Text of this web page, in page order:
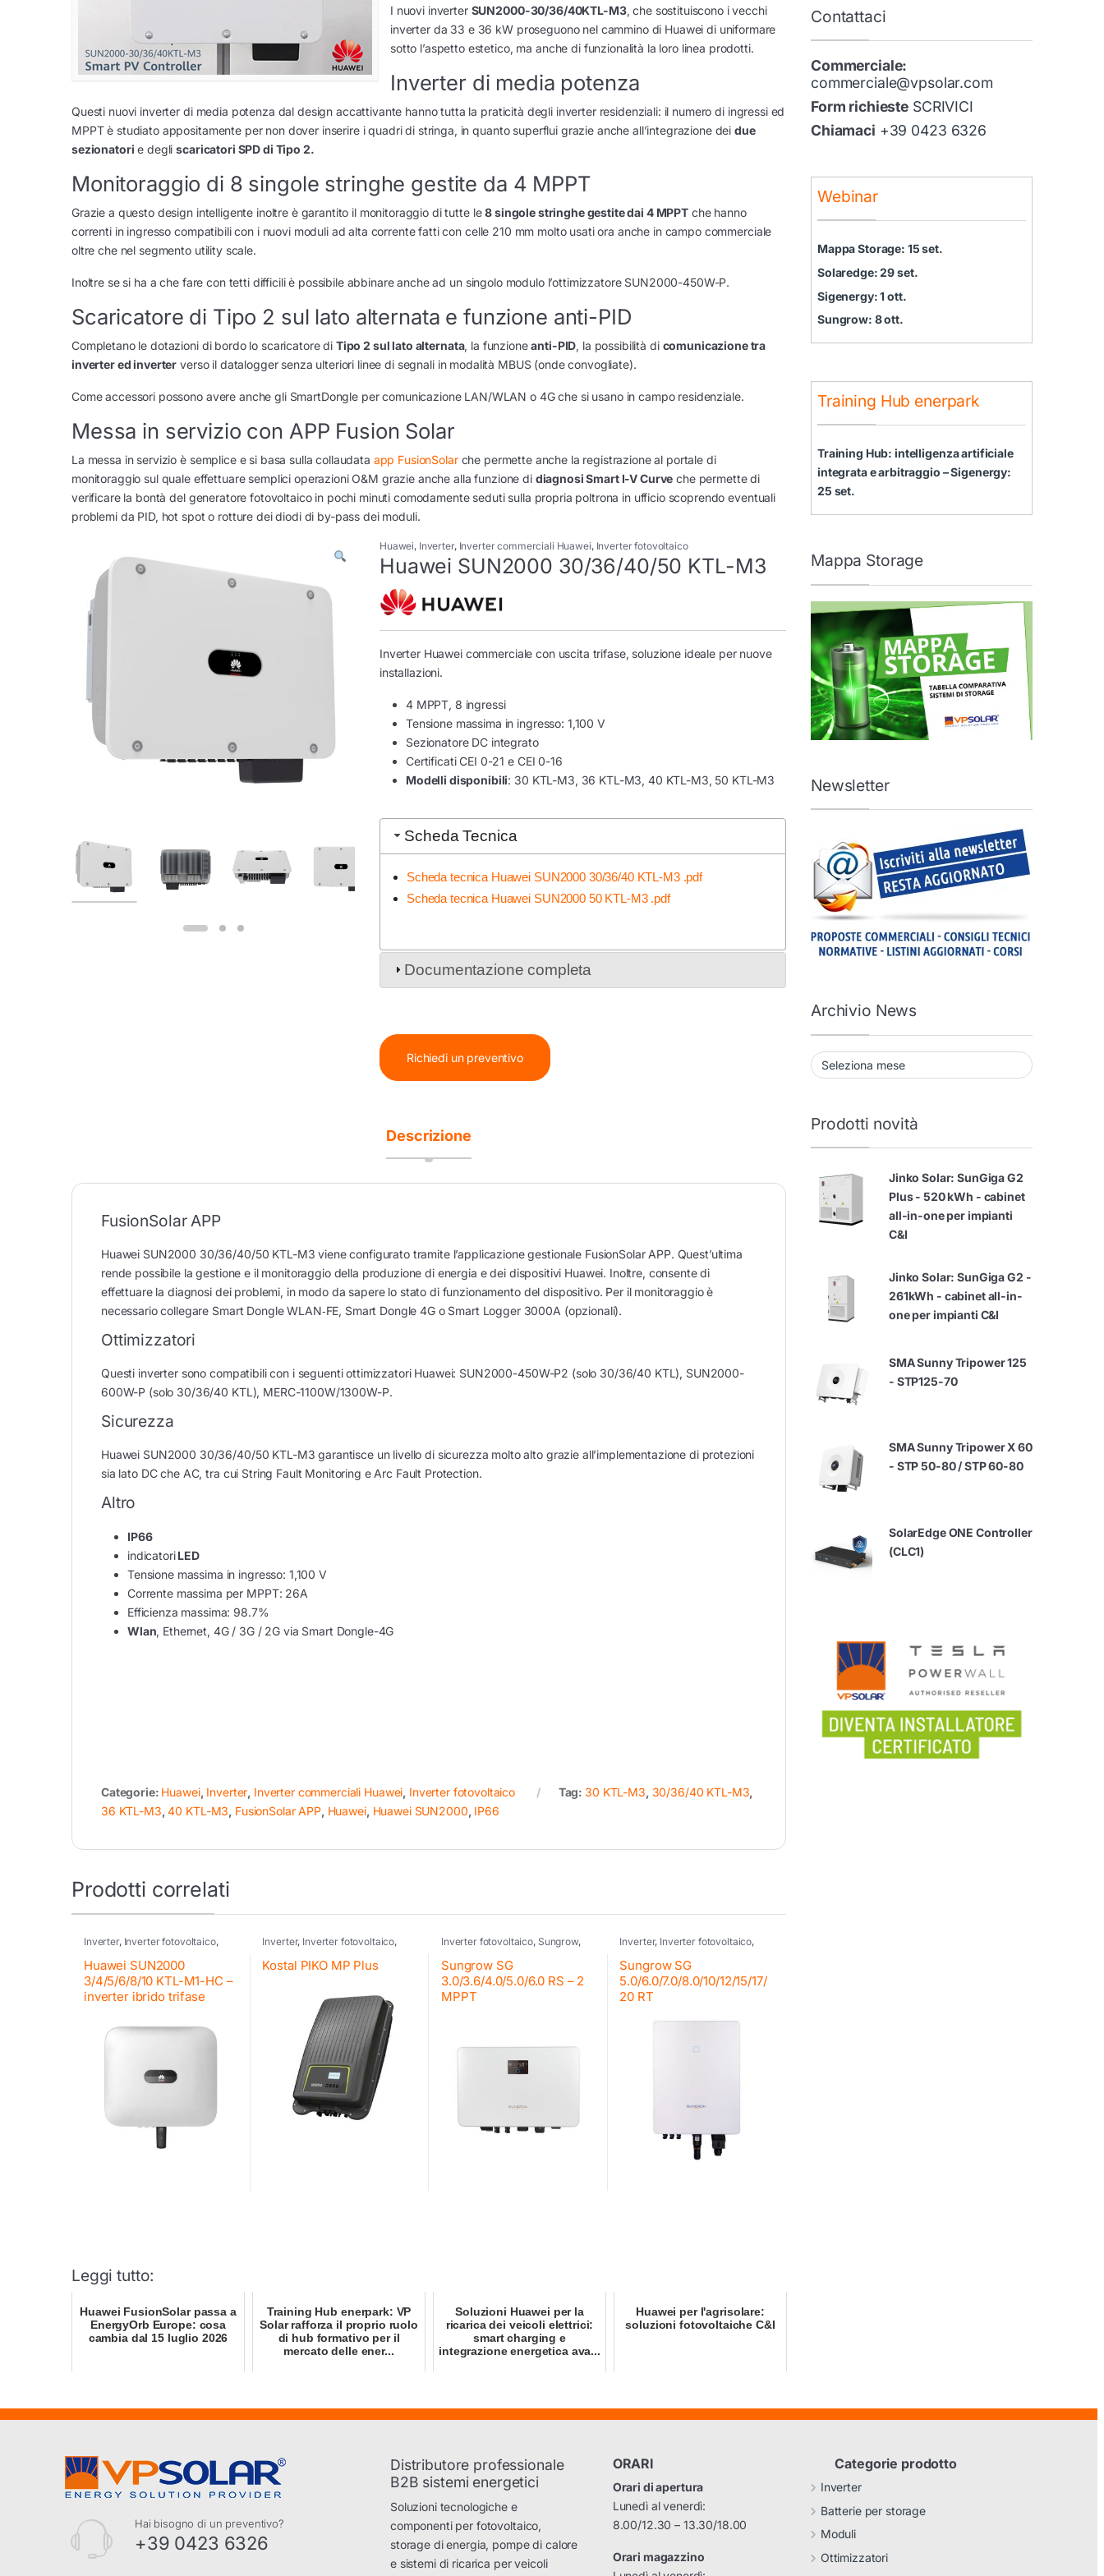
I nuovi inverter SUN2000-30/36/40KTL-M3, che sostituiscono i vecchi
inverter da 33 e 36 kW proseguono nel cammino di Huawei di uniformare
sotto l’aspetto estetico, ma anche di funzionalità la loro linea prodotti.
Inverter di media potenza
Questi nuovi inverter di media potenza dal design accattivante hanno tutta la praticità degli inverter residenziali: il numero di ingressi ed
MPPT è studiato appositamente per non dover inserire i quadri di stringa, in quanto superflui grazie anche all’integrazione deidue
sezionatori e degliscaricatori SPD di Tipo 2.
Monitoraggio di 8 singole stringhe gestite da 4 MPPT
Grazie a questo design intelligente inoltre è garantito il monitoraggio di tutte le8 singole stringhe gestite dai 4 MPPT che hanno
correnti in ingresso compatibili con i nuovi moduli ad alta corrente fatti con celle 210 mm molto usati ora anche in campo commerciale
oltre che nel segmento utility scale.
Inoltre se si ha a che fare con tetti difficili è possibile abbinare anche ad un singolo modulo l’ottimizzatore SUN2000-450W-P.
Scaricatore di Tipo 2 sul lato alternata e funzione anti-PID
Completano le dotazioni di bordo lo scaricatore di Tipo 2 sul lato alternata, la funzioneanti-PID, la possibilità di comunicazione tra
inverter ed inverter verso il datalogger senza ulteriori linee di segnali in modalità MBUS (onde convogliate).
Come accessori possono avere anche gli SmartDongle per comunicazione LAN/WLAN o 4G che si usano in campo residenziale.
Messa in servizio con APP Fusion Solar
La messa in servizio è semplice e si basa sulla collaudata app FusionSolarche permette anche la registrazione al portale di
monitoraggio sul quale effettuare semplici operazioni O&M grazie anche alla funzione di diagnosi Smart I-V Curve che permette di
verificare la bontà del generatore fotovoltaico in pochi minuti comodamente seduti sulla propria poltrona in ufficio scoprendo eventuali
problemi da PID, hot spot o rotture dei diodi di by-pass dei moduli.
Huawei, Inverter, Inverter commerciali Huawei, Inverter fotovoltaico
Huawei SUN2000 30/36/40/50 KTL-M3
Inverter Huawei commerciale con uscita trifase, soluzione ideale per nuove
installazioni.
4 MPPT, 8 ingressi
Tensione massima in ingresso: 1,100 V
Sezionatore DC integrato
Certificati CEI 0-21 e CEI 0-16
Modelli disponibili: 30 KTL-M3, 36 KTL-M3, 40 KTL-M3, 50 KTL-M3
Scheda Tecnica
Scheda tecnica Huawei SUN2000 30/36/40 KTL-M3 .pdf
Scheda tecnica Huawei SUN2000 50 KTL-M3 .pdf
Documentazione completa
Richiedi un preventivo
Descrizione
FusionSolar APP
Huawei SUN2000 30/36/40/50 KTL-M3 viene configurato tramite l’applicazione gestionale FusionSolar APP. Quest’ultima
rende possibile la gestione e il monitoraggio della produzione di energia e dei dispositivi Huawei. Inoltre, consente di
effettuare la diagnosi dei problemi, in modo da sapere lo stato di funzionamento del dispositivo. Per il monitoraggio è
necessario collegare Smart Dongle WLAN‐FE, Smart Dongle 4G o Smart Logger 3000A (opzionali).
Ottimizzatori
Questi inverter sono compatibili con i seguenti ottimizzatori Huawei: SUN2000-450W-P2 (solo 30/36/40 KTL), SUN2000-
600W-P (solo 30/36/40 KTL), MERC-1100W/1300W-P.
Sicurezza
Huawei SUN2000 30/36/40/50 KTL-M3 garantisce un livello di sicurezza molto alto grazie all’implementazione di protezioni
sia lato DC che AC, tra cui String Fault Monitoring e Arc Fault Protection.
Altro
IP66
indicatoriLED
Tensione massima in ingresso: 1,100 V
Corrente massima per MPPT: 26A
Efficienza massima: 98.7%
Wlan, Ethernet, 4G / 3G / 2G via Smart Dongle-4G
Categorie: Huawei, Inverter, Inverter commerciali Huawei, Inverter fotovoltaico Tag: 30 KTL-M3, 30/36/40 KTL-M3,
36 KTL-M3,40 KTL-M3, FusionSolar APP, Huawei, Huawei SUN2000, IP66
Prodotti correlati
Inverter, Inverter fotovoltaico,
Huawei,Inverter commerciali
Huawei,Inverter ibrido
Huawei SUN2000
3/4/5/6/8/10 KTL-M1-HC –
inverter ibrido trifase
Inverter, Inverter fotovoltaico,
Kostal,Inverter ibrido,Kostal
Retrofit, Kostal
Kostal PIKO MP Plus
Inverter fotovoltaico, Sungrow,
Inverter residenziali Sungrow
Sungrow SG
3.0/3.6/4.0/5.0/6.0 RS – 2
MPPT
Inverter, Inverter fotovoltaico,
Sungrow,Inverter commerciali
Sungrow
Sungrow SG
5.0/6.0/7.0/8.0/10/12/15/17/
20 RT
Leggi tutto:
Huawei FusionSolar passa a
EnergyOrb Europe: cosa
cambia dal 15 luglio 2026
Training Hub enerpark: VP
Solar rafforza il proprio ruolo
di hub formativo per il
mercato delle ener...
Soluzioni Huawei per la
ricarica dei veicoli elettrici:
smart charging e
integrazione energetica ava...
Huawei per l'agrisolare:
soluzioni fotovoltaiche C&I
Contattaci
Commerciale:
commerciale@vpsolar.com
Form richieste SCRIVICI
Chiamaci +39 0423 6326
Webinar
Mappa Storage: 15 set.
Solaredge: 29 set.
Sigenergy: 1 ott.
Sungrow: 8 ott.
Training Hub enerpark
Training Hub: intelligenza artificiale
integrata e arbitraggio – Sigenergy:
25 set.
Mappa Storage
Newsletter
Archivio News
Archivio News
Prodotti novità
Jinko Solar: SunGiga G2
Plus - 520 kWh - cabinet
all-in-one per impianti
C&I
Jinko Solar: SunGiga G2 -
261kWh - cabinet all-in-
one per impianti C&I
SMA Sunny Tripower 125
- STP125-70
SMA Sunny Tripower X 60
- STP 50-80 / STP 60-80
SolarEdge ONE Controller
(CLC1)
Hai bisogno di un preventivo?
+39 0423 6326
Distributore professionale
B2B sistemi energetici
Soluzioni tecnologiche e
componenti per fotovoltaico,
storage di energia, pompe di calore
e sistemi di ricarica per veicoli
ORARI
Orari di apertura
Lunedì al venerdì:
8.00/12.30 – 13.30/18.00
Orari magazzino
Categorie prodotto
Inverter
Batterie per storage
Moduli
Ottimizzatori